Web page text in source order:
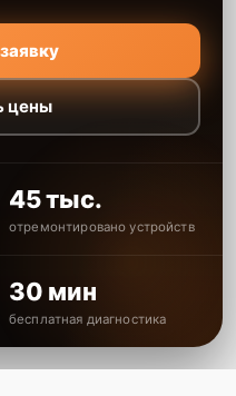
цены
45 тыс.
отремонтировано устройств
30 мин
бесплатная диагностика